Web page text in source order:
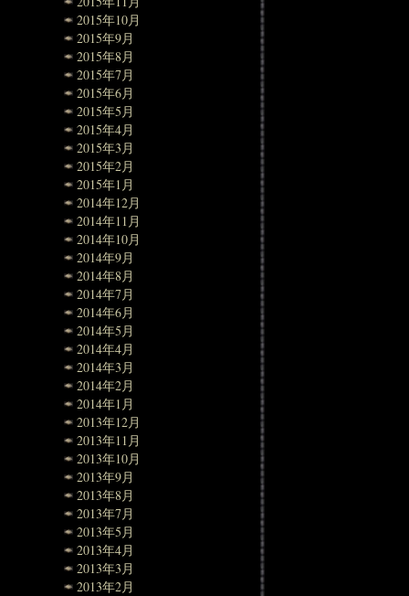
2015年10月
2015年9月
2015年8月
2015年7月
2015年6月
2015年5月
2015年4月
2015年3月
2015年2月
2015年1月
2014年12月
2014年11月
2014年10月
2014年9月
2014年8月
2014年7月
2014年6月
2014年5月
2014年4月
2014年3月
2014年2月
2014年1月
2013年12月
2013年11月
2013年10月
2013年9月
2013年8月
2013年7月
2013年5月
2013年4月
2013年3月
2013年2月